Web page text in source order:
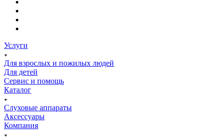
Услуги
Для взрослых и пожилых людей
Для детей
Сервис и помощь
Каталог
Слуховые аппараты
Аксессуары
Компания